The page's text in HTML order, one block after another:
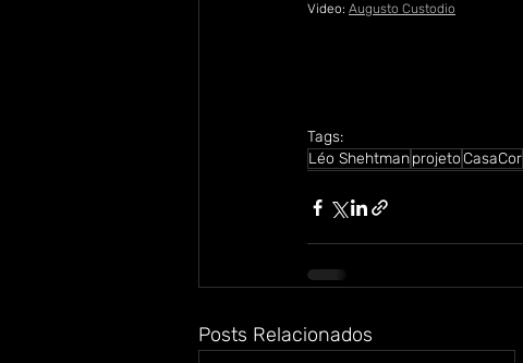
Video: Augusto Custodio
Tags:
Léo Shehtmanprojeto CasaCor
Posts Relacionados